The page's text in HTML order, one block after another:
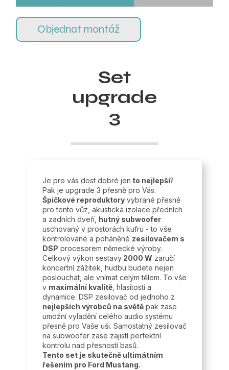
Objednat montáž
Set
upgrade
3
Je pro vás dost dobré jen to nejlepší?
Pak je upgrade 3 přesně pro Vás.
Špičkové reproduktoryvybrané přesně
pro tento vůz, akustická izolace předních
a zadních dveří, hutný subwoofer
uschovaný v prostorách kufru - to vše
kontrolované a poháněné zesilovačem s
DSP procesorem německé výroby.
Celkový výkon sestavy2000 W zaručí
koncertní zážitek, hudbu budete nejen
poslouchat, ale vnímat celým tělem. To vše
v maximální kvalitě, hlasitosti a
dynamice. DSP zesilovač od jednoho z
nejlepších výrobců na světěpak zase
umožní vyladění celého audio systému
přesně pro Vaše uši. Samostatný zesilovač
na subwoofer zase zajistí perfektní
kontrolu nad přesností basů.
Tento set je skutečně ultimátním
řešením pro Ford Mustang.